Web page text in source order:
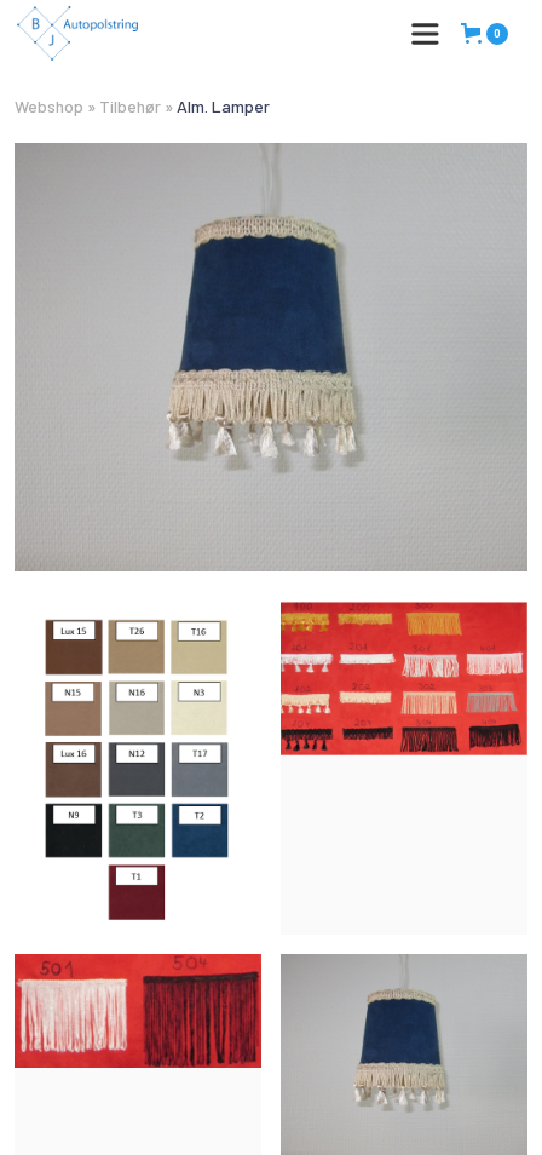
0
Webshop » Tilbehør » Alm. Lamper